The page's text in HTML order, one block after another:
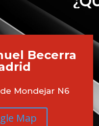
Becerra
Mondejar N6
Map